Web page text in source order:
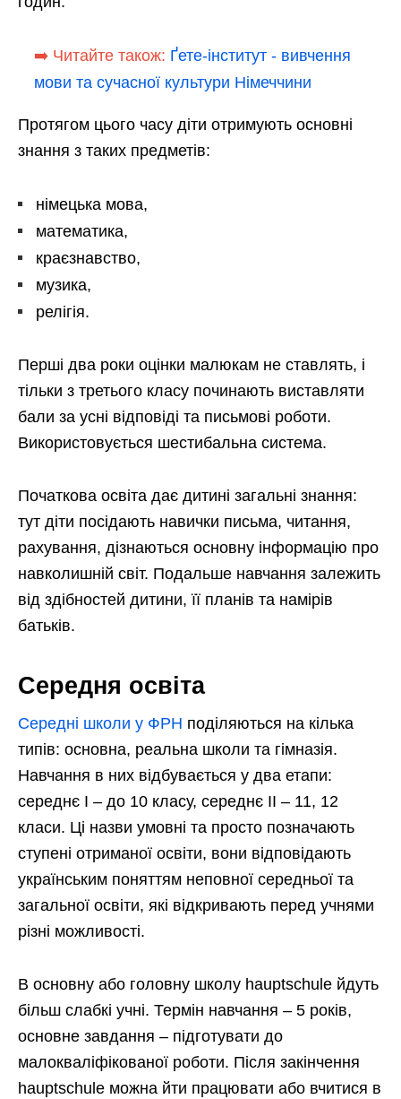
➡️ Читайте також: Ґете-інститут - вивчення
мови та сучасної культури Німеччини
Протягом цього часу діти отримують основні
знання з таких предметів:
німецька мова,
математика,
краєзнавство,
музика,
релігія.
Перші два роки оцінки малюкам не ставлять, і
тільки з третього класу починають виставляти
бали за усні відповіді та письмові роботи.
Використовується шестибальна система.
Початкова освіта дає дитині загальні знання:
тут діти посідають навички письма, читання,
рахування, дізнаються основну інформацію про
навколишній світ. Подальше навчання залежить
від здібностей дитини, її планів та намірів
батьків.
Середня освіта
Середні школи у ФРН поділяються на кілька
типів: основна, реальна школи та гімназія.
Навчання в них відбувається у два етапи:
середнє I – до 10 класу, середнє II – 11, 12
класи. Ці назви умовні та просто позначають
ступені отриманої освіти, вони відповідають
українським поняттям неповної середньої та
загальної освіти, які відкривають перед учнями
різні можливості.
В основну або головну школу hauptschule йдуть
більш слабкі учні. Термін навчання – 5 років,
основне завдання – підготувати до
малокваліфікованої роботи. Після закінчення
hauptschule можна йти працювати або вчитися в